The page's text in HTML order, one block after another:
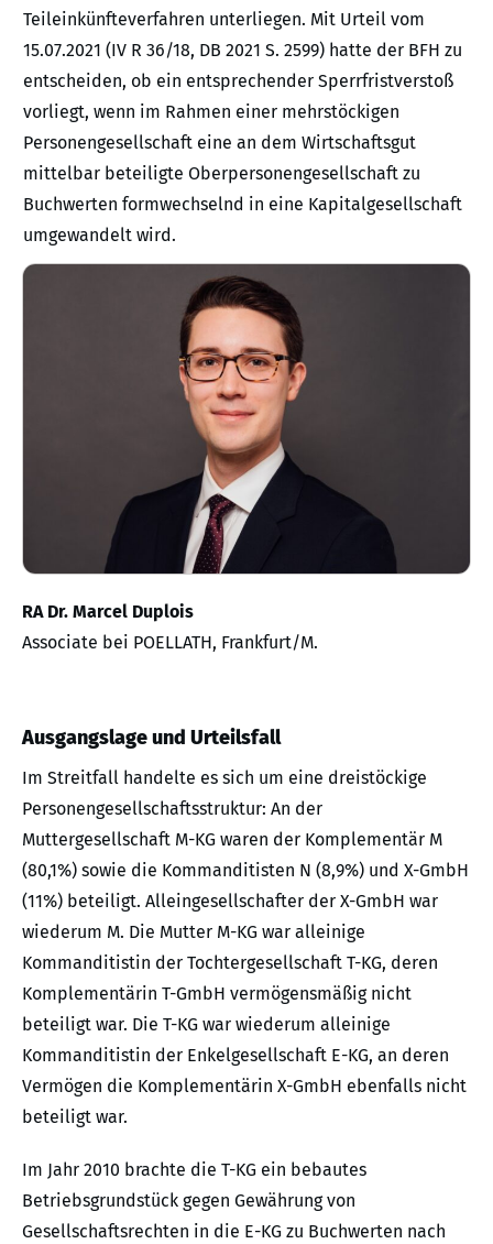
Teileinkünfteverfahren unterliegen. Mit Urteil vom
15.07.2021 (IV R 36/18, DB 2021 S. 2599) hatte der BFH zu
entscheiden, ob ein entsprechender Sperrfristverstoß
vorliegt, wenn im Rahmen einer mehrstöckigen
Personengesellschaft eine an dem Wirtschaftsgut
mittelbar beteiligte Oberpersonengesellschaft zu
Buchwerten formwechselnd in eine Kapitalgesellschaft
umgewandelt wird.
RA Dr. Marcel Duplois
Associate bei POELLATH, Frankfurt/M.
Ausgangslage und Urteilsfall
Im Streitfall handelte es sich um eine dreistöckige
Personengesellschaftsstruktur: An der
Muttergesellschaft M-KG waren der Komplementär M
(80,1%) sowie die Kommanditisten N (8,9%) und X-GmbH
(11%) beteiligt. Alleingesellschafter der X-GmbH war
wiederum M. Die Mutter M-KG war alleinige
Kommanditistin der Tochtergesellschaft T-KG, deren
Komplementärin T-GmbH vermögensmäßig nicht
beteiligt war. Die T-KG war wiederum alleinige
Kommanditistin der Enkelgesellschaft E-KG, an deren
Vermögen die Komplementärin X-GmbH ebenfalls nicht
beteiligt war.
Im Jahr 2010 brachte die T-KG ein bebautes
Betriebsgrundstück gegen Gewährung von
Gesellschaftsrechten in die E-KG zu Buchwerten nach